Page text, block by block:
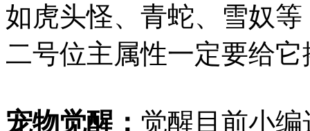
如虎头怪、青蛇、雪奴
二号位主属性一定要给
宠物觉醒： 觉醒目前小